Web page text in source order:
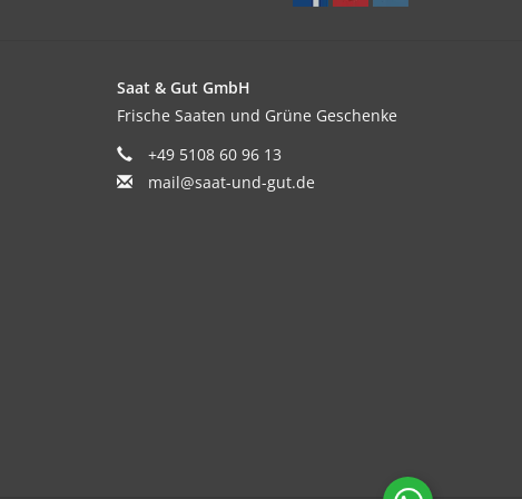
Saat & Gut GmbH
Frische Saaten und Grüne Geschenke
+49 5108 60 96 13
mail@saat-und-gut.de